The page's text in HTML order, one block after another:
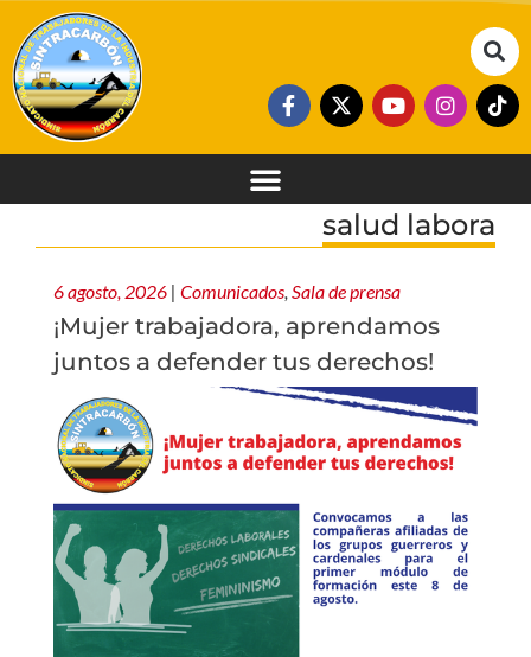
salud labora
6 agosto, 2026 | Comunicados, Sala de prensa
¡Mujer trabajadora, aprendamos
juntos a defender tus derechos!